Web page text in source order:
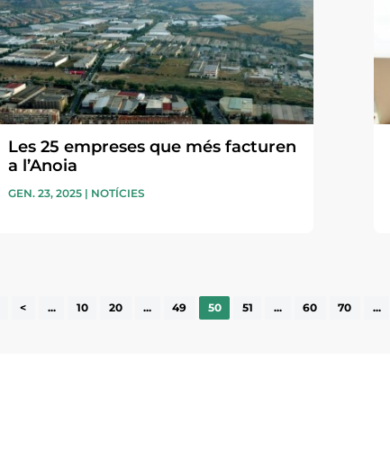
Les 25 empreses que més facturen
a l’Anoia
GEN. 23, 2025| NOTÍCIES
< ... 10 20 ... 49 50 51 ... 60 70 ...